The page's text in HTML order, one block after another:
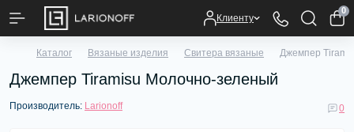
Клиенту
0
Каталог Вязаные изделия Свитера вязаные Джемпер
Джемпер Tiramisu Молочно-зеленый
Производитель: Larionoff 0